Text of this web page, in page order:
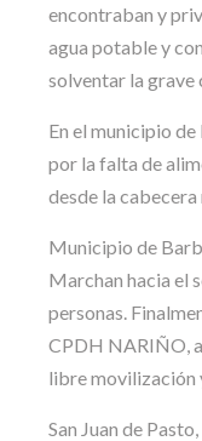
encontraban y
agua potable y
solventar la grave
En el municipio
por la falta de
desde la
Municipio de
Marchan hacia el
personas.
CPDH NARIÑO,
libre movilización
San Juan de